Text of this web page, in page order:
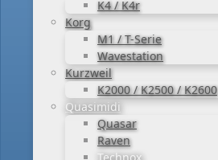
K4 / K4r
Korg
M1 / T-Serie
Wavestation
Kurzweil
K2000 / K2500 / K2600
Quasimidi
Quasar
Raven